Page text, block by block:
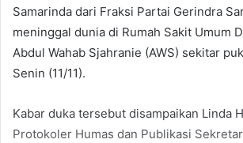
Samarinda dari Fraksi Partai Gerindra
meninggal dunia di Rumah Sakit Umum
Abdul Wahab Sjahranie (AWS) sekitar
Senin (11/11).
Kabar duka tersebut disampaikan Linda
Protokoler Humas dan Publikasi